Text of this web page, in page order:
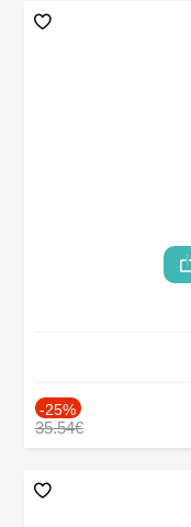
-25%
35.54€